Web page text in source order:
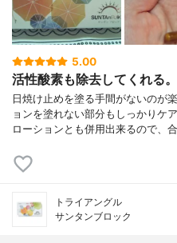
5.00
活性酸素も除去してくれる。
日焼け止めを塗る手間がないのが
ョンを塗れない部分もしっかりケ
ローションとも併用出来るので、
トライアングル
サンタンブロック